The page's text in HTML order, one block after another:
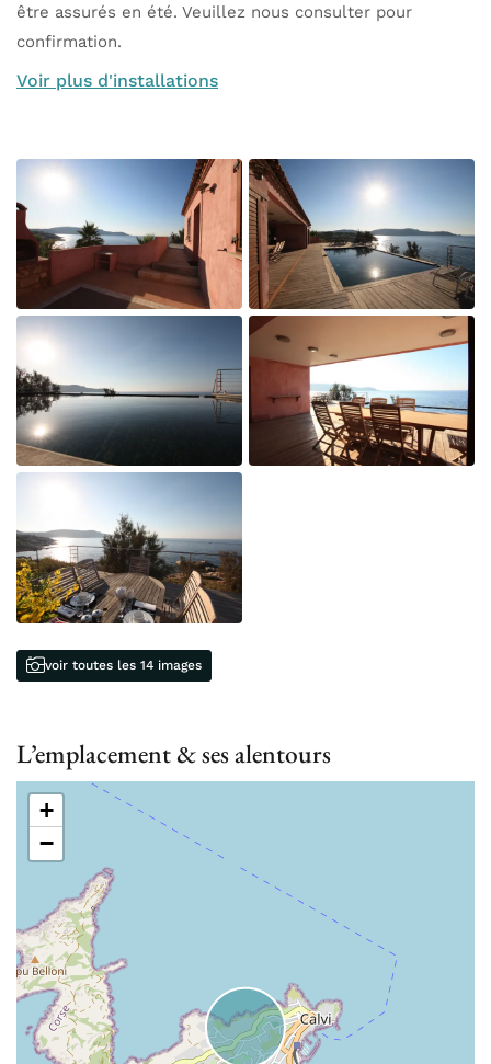
être assurés en été. Veuillez nous consulter pour
confirmation.
Voir plus d'installations
voir toutes les 14 images
L’emplacement & ses alentours
+
−